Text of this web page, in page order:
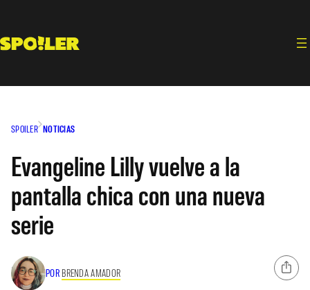
contenido
SPOILER NOTICIAS
Evangeline Lilly vuelve a la
pantalla chica con una nueva
serie
POR BRENDA AMADOR